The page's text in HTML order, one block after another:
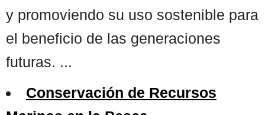
y promoviendo su uso sostenible para
el beneficio de las generaciones
futuras. ...
Conservación de Recursos